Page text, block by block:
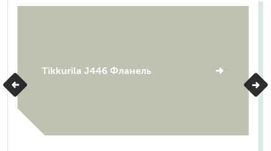
Tikkurila J446 Фланель